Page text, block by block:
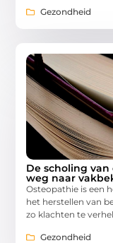
Gezondheid
De scholing
weg naar
Osteopathie is een
het herstellen van
zo klachten te
Gezondheid